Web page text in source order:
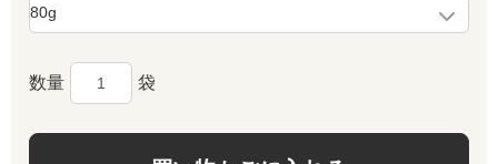
数量 袋